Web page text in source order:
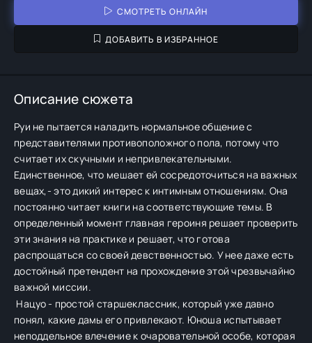
СМОТРЕТЬ ОНЛАЙН
ДОБАВИТЬ В ИЗБРАННОЕ
Описание сюжета
Руи не пытается наладить нормальное общение с
представителями противоположного пола, потому что
считает их скучными и непривлекательными.
Единственное, что мешает ей сосредоточиться на важных
вещах,- это дикий интерес к интимным отношениям. Она
постоянно читает книги на соответствующие темы. В
определенный момент главная героиня решает проверить
эти знания на практике и решает, что готова
распрощаться со своей девственностью. У нее даже есть
достойный претендент на прохождение этой чрезвычайно
важной миссии.
Нацуо - простой старшеклассник, который уже давно
понял, какие дамы его привлекают. Юноша испытывает
неподдельное влечение к очаровательной особе, которая